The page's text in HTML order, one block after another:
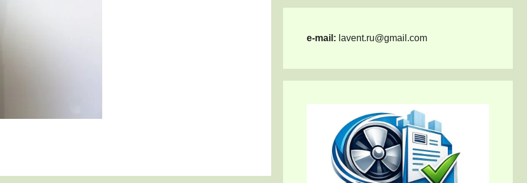
e-mail: lavent.ru@gmail.com